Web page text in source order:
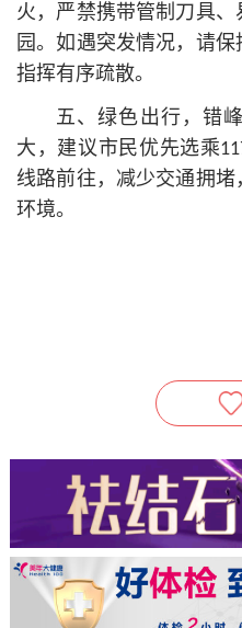
火，严禁携带管制刀具
园。如遇突发情况，请
指挥有序疏散。
五、绿色出行，错
大，建议市民优先选乘
线路前往，减少交通拥
环境。